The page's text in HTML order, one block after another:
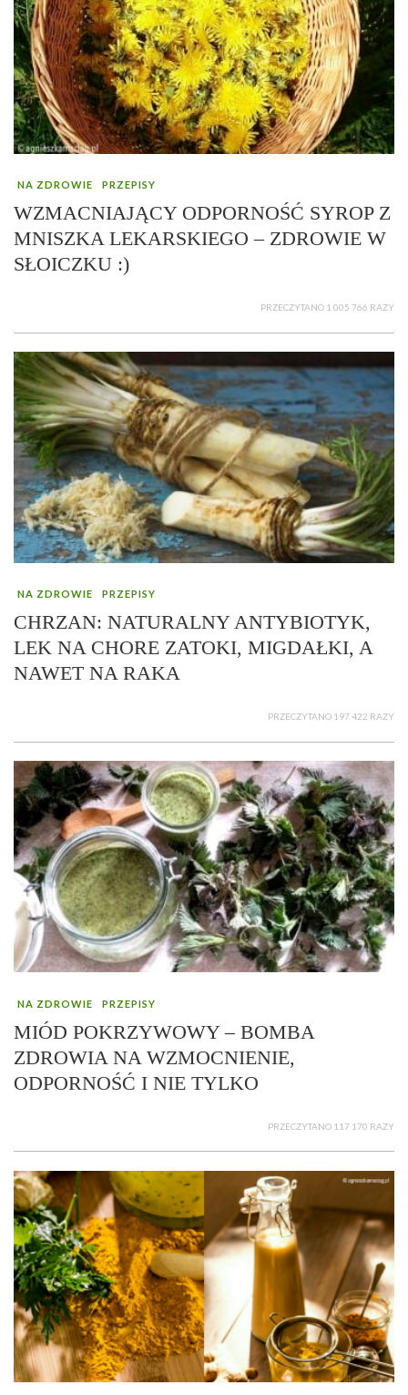
NA ZDROWIE PRZEPISY
WZMACNIAJĄCY ODPORNOŚĆ SYROP Z
MNISZKA LEKARSKIEGO – ZDROWIE W
SŁOICZKU :)
PRZECZYTANO 1 005 766 RAZY
NA ZDROWIE PRZEPISY
CHRZAN: NATURALNY ANTYBIOTYK,
LEK NA CHORE ZATOKI, MIGDAŁKI, A
NAWET NA RAKA
PRZECZYTANO 197 422 RAZY
NA ZDROWIE PRZEPISY
MIÓD POKRZYWOWY – BOMBA
ZDROWIA NA WZMOCNIENIE,
ODPORNOŚĆ I NIE TYLKO
PRZECZYTANO 117 170 RAZY